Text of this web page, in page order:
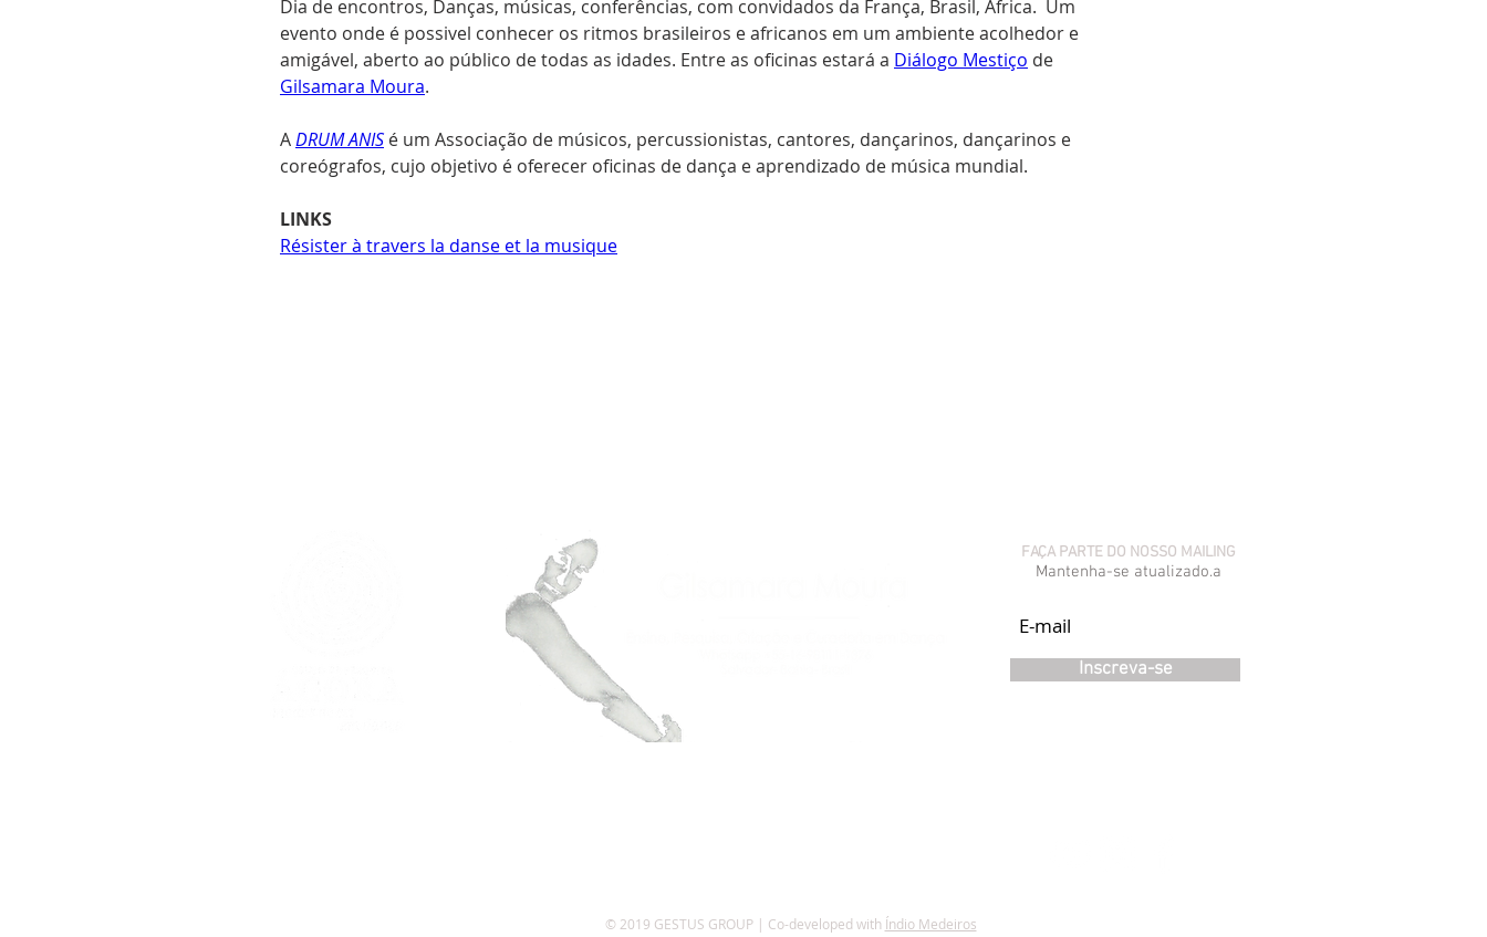
Dia de encontros, Danças, músicas, conferências, com convidados da França, Brasil, África.  Um
evento onde é possivel conhecer os ritmos brasileiros e africanos em um ambiente acolhedor e
amigável, aberto ao público de todas as idades. Entre as oficinas estará a Diálogo Mestiço de
Gilsamara Moura.
A DRUM ANIS é um Associação de músicos, percussionistas, cantores, dançarinos, dançarinos e
coreógrafos, cujo objetivo é oferecer oficinas de dança e aprendizado de música mundial.
LINKS
Résister à travers la danse et la musique
FAÇA PARTE DO NOSSO MAILING
Mantenha-se atualizado.a
Inscreva-se
© 2019 GESTUS GROUP | Co-developed with Índio Medeiros